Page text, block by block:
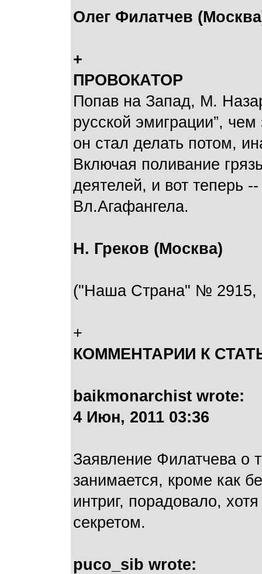
Олег Филатчев
+
ПРОВОКАТОР
Попав на Запад, М.
русской эмиграции”,
он стал делать потом,
Включая поливание
деятелей, и вот теперь
Вл.Агафангела.
Н. Греков (Москва)
("Наша Страна" № 2915,
+
КОММЕНТАРИИ К
baikmonarchist wrote:
4 Июн, 2011 03:36
Заявление Филатчева о
занимается, кроме как
интриг, порадовало,
секретом.
puco_sib wrote: